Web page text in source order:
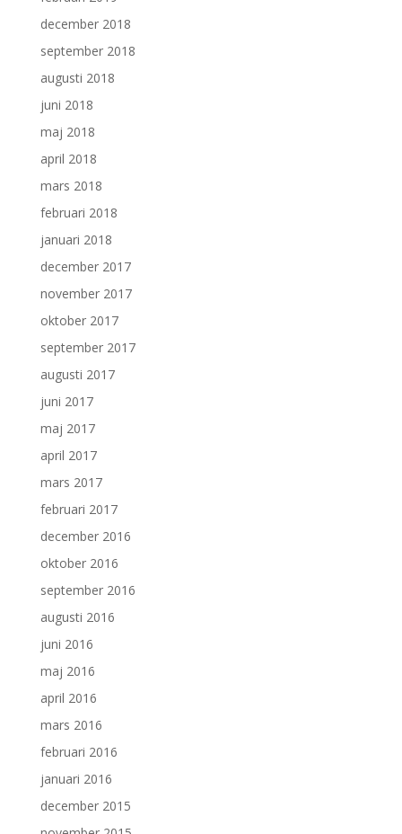
december 2018
september 2018
augusti 2018
juni 2018
maj 2018
april 2018
mars 2018
februari 2018
januari 2018
december 2017
november 2017
oktober 2017
september 2017
augusti 2017
juni 2017
maj 2017
april 2017
mars 2017
februari 2017
december 2016
oktober 2016
september 2016
augusti 2016
juni 2016
maj 2016
april 2016
mars 2016
februari 2016
januari 2016
december 2015